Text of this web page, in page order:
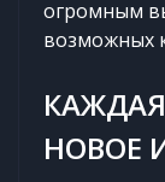
огромным
возможных
НОВОЕ